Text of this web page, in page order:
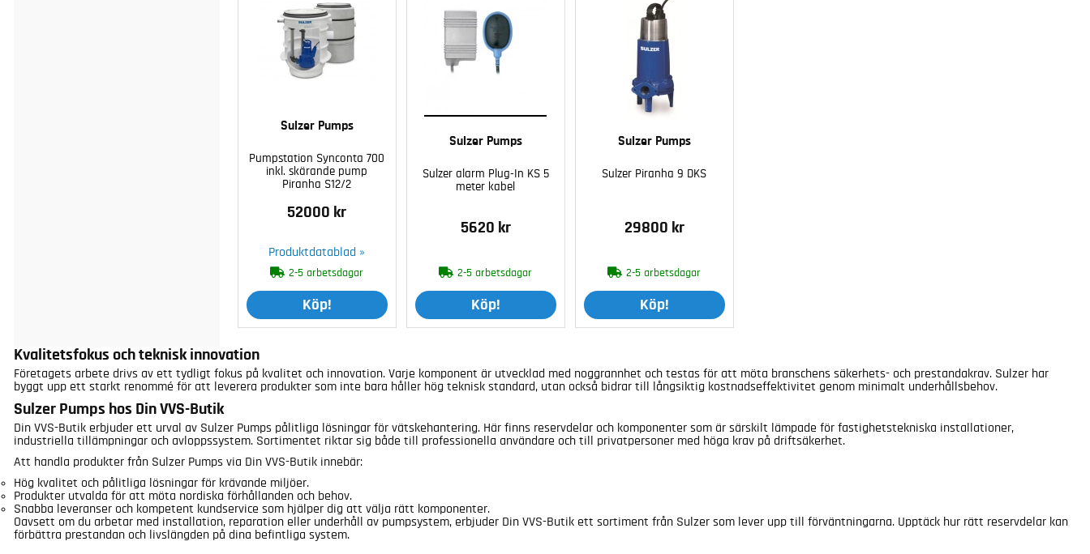
Sulzer Pumps
Pumpstation Synconta 700
inkl. skärande pump
Piranha S12/2
52000 kr
Produktdatablad »
2-5 arbetsdagar
Köp!
Sulzer Pumps
Sulzer alarm Plug-In KS 5
meter kabel
5620 kr
2-5 arbetsdagar
Köp!
Sulzer Pumps
Sulzer Piranha 9 DKS
29800 kr
2-5 arbetsdagar
Köp!
Kvalitetsfokus och teknisk innovation
Företagets arbete drivs av ett tydligt fokus på kvalitet och innovation. Varje komponent är utvecklad med noggrannhet och testas för att möta branschens säkerhets- och prestandakrav. Sulzer har
byggt upp ett starkt renommé för att leverera produkter som inte bara håller hög teknisk standard, utan också bidrar till långsiktig kostnadseffektivitet genom minimalt underhållsbehov.
Sulzer Pumps hos Din VVS-Butik
Din VVS-Butik erbjuder ett urval av Sulzer Pumps pålitliga lösningar för vätskehantering. Här finns reservdelar och komponenter som är särskilt lämpade för fastighetstekniska installationer,
industriella tillämpningar och avloppssystem. Sortimentet riktar sig både till professionella användare och till privatpersoner med höga krav på driftsäkerhet.
Att handla produkter från Sulzer Pumps via Din VVS-Butik innebär:
Hög kvalitet och pålitliga lösningar för krävande miljöer.
Produkter utvalda för att möta nordiska förhållanden och behov.
Snabba leveranser och kompetent kundservice som hjälper dig att välja rätt komponenter.
Oavsett om du arbetar med installation, reparation eller underhåll av pumpsystem, erbjuder Din VVS-Butik ett sortiment från Sulzer som lever upp till förväntningarna. Upptäck hur rätt reservdelar kan
förbättra prestandan och livslängden på dina befintliga system.